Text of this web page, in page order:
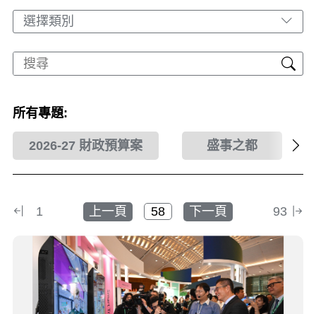
選擇類別
所有專題:
2026-27 財政預算案 盛事之都
1 上一頁 下一頁 93